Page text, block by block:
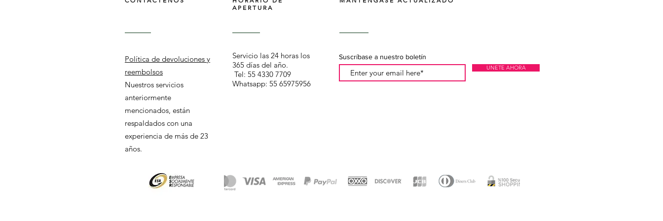
Política de devoluciones y
reembolsos
Nuestros servicios
anteriormente
mencionados, están
respaldados con una
experiencia de más de 23
años.
APERTURA
Servicio las 24 horas los
365 días del año.
Tel: 55 4330 7709
Whatsapp: 55 65975956
Suscríbase a nuestro boletín
UNETE AHORA